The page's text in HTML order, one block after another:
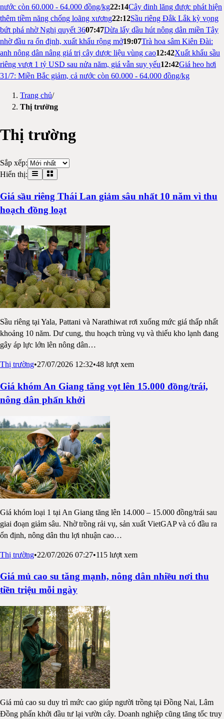
nước còn 60.000 - 64.000 đồng/kg22:14Cây đinh lăng được phát hiện
thêm tiềm năng chống loãng xương22:12Sầu riêng Đắk Lắk kỳ vọng
bứt phá nhờ Nghị quyết 3607:47Dừa lấy dầu hút nông dân miền Tây
nhờ đầu ra ổn định, xuất khẩu rộng mở19:07Trà hoa sâm Kiên Đài:
anh nông dân nâng giá trị cây dược liệu vùng cao12:42Xuất khẩu sầu
riêng vượt 1 tỷ USD sau nửa năm, giá vẫn suy yếu12:42Giá heo hơi
31/7: Miền Bắc giảm, cả nước còn 60.000 - 64.000 đồng/kg
Trang chủ/
Thị trường
Thị trường
Sắp xếp:
Hiển thị:
Giá sầu riêng Thái Lan giảm sâu nhất 10 năm vì thu
hoạch đồng loạt
Sầu riêng tại Yala, Pattani và Narathiwat rơi xuống mức giá thấp nhất
khoảng 10 năm. Dư cung, thu hoạch trùng vụ và thiếu kho lạnh đang
gây áp lực lớn lên nông dân…
Thị trường•27/07/2026 12:32•48 lượt xem
Giá khóm An Giang tăng vọt lên 15.000 đồng/trái,
nông dân phấn khởi
Giá khóm loại 1 tại An Giang tăng lên 14.000 – 15.000 đồng/trái sau
giai đoạn giảm sâu. Nhờ trồng rải vụ, sản xuất VietGAP và có đầu ra
ổn định, nông dân thu lợi nhuận cao…
Thị trường•22/07/2026 07:27•115 lượt xem
Giá mủ cao su tăng mạnh, nông dân nhiều nơi thu
tiền triệu mỗi ngày
Giá mủ cao su duy trì mức cao giúp người trồng tại Đồng Nai, Lâm
Đồng phấn khởi đầu tư lại vườn cây. Doanh nghiệp cũng tăng tốc truy